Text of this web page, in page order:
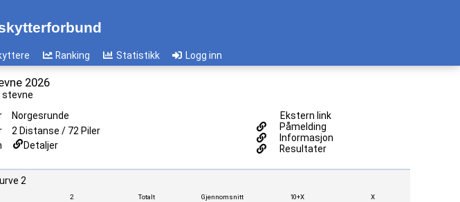
Ranking Statistikk Logg inn
2026
stevne
Norgesrunde
2 Distanse / 72 Piler
Detaljer
Ekstern link
Påmelding
Informasjon
Resultater
2
2 Totalt Gjennomsnitt 10+X X